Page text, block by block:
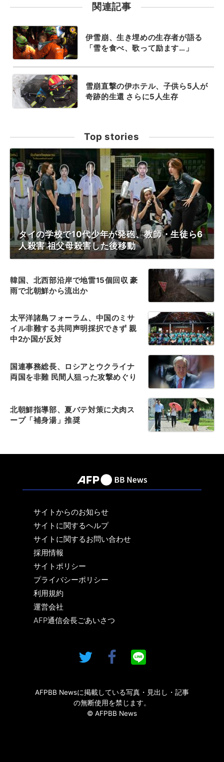
関連記事
伊雪崩、生き埋めの生存者が語る
「雪を食べ、歌って励ます…」
雪崩直撃の伊ホテル、子供ら5人が
奇跡的生還 さらに5人生存
Top stories
タイの学校で10代少年が発砲、教師・生徒ら6
人殺害 祖父母殺害した後移動
韓国、北西部沿岸で地雷15個回収 豪
雨で北朝鮮から流出か
太平洋諸島フォーラム、中国のミサ
イル非難する共同声明採択できず 親
中2か国が反対
国連事務総長、ロシアとウクライナ
両国を非難 民間人狙った攻撃めぐり
北朝鮮指導部、夏バテ対策に犬肉ス
ープ「補身湯」推奨
サイトからのお知らせ
サイトに関するヘルプ
サイトに関するお問い合わせ
採用情報
サイトポリシー
プライバシーポリシー
利用規約
運営会社
AFP通信会長ごあいさつ
AFPBB Newsに掲載している写真・見出し・記事
の無断使用を禁じます。
© AFPBB News